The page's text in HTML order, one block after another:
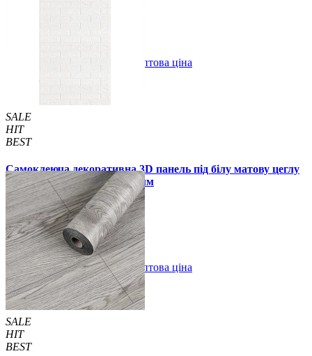
В закладки Оптова ціна
SALE
HIT
BEST
Самоклеюча декоративна 3D панель під білу матову цеглу
в рулоні 20 м 20000x700x3 мм
1850 грн./шт 2899 грн./шт
Купити В закладки Оптова ціна
SALE
HIT
BEST